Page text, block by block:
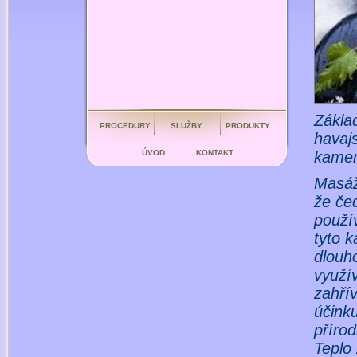
PROCEDURY SLUŽBY PRODUKTY
ÚVOD KONTAKT
že
tyto